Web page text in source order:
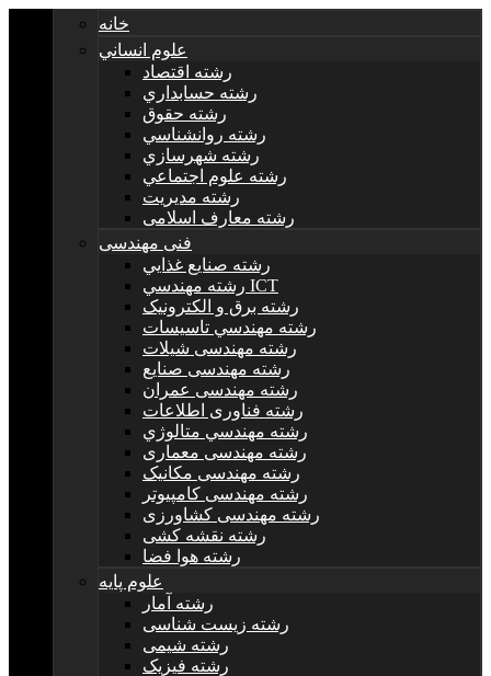
خانه
علوم انساني
رشته اقتصاد
رشته حسابداري
رشته حقوق
رشته روانشناسي
رشته شهرسازي
رشته علوم اجتماعي
رشته مديريت
رشته معارف اسلامی
فنی مهندسی
رشته صنايع غذايي
رشته مهندسي ICT
رشته برق و الکترونيک
رشته مهندسي تاسيسات
رشته مهندسی شیلات
رشته مهندسی صنایع
رشته مهندسی عمران
رشته فناوری اطلاعات
رشته مهندسي متالوژي
رشته مهندسی معماری
رشته مهندسی مکانیک
رشته مهندسی کامپیوتر
رشته مهندسی کشاورزی
رشته نقشه کشی
رشته هوا فضا
علوم پایه
رشته آمار
رشته زیست شناسی
رشته شیمی
رشته فیزیک